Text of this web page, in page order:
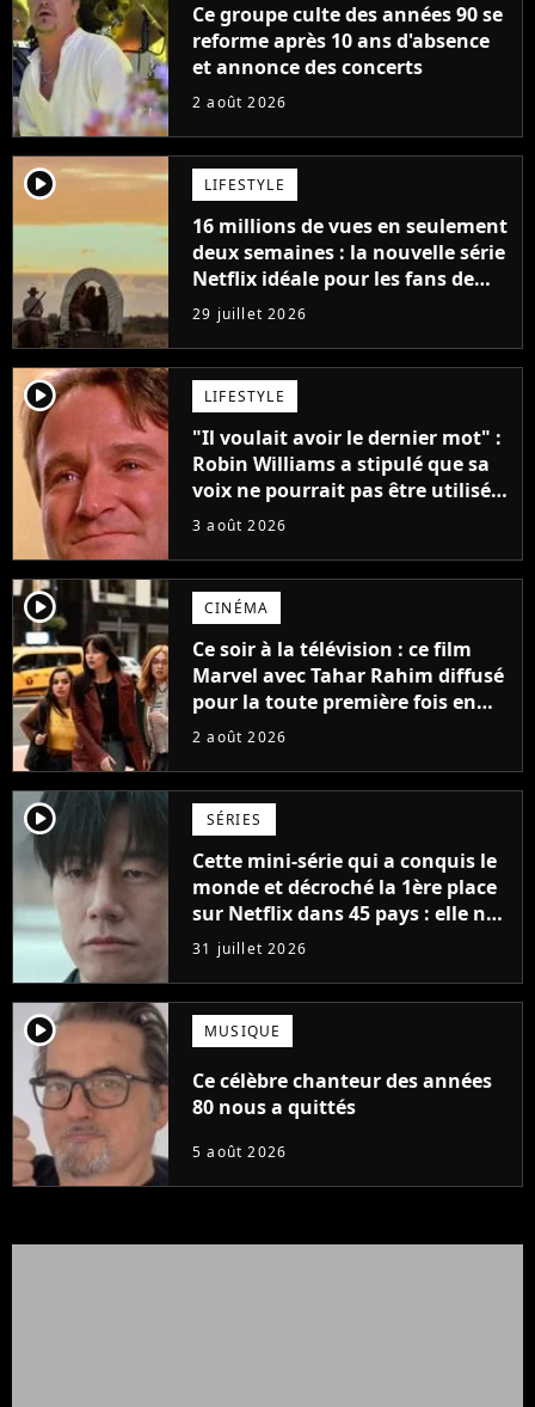
Ce groupe culte des années 90 se
reforme après 10 ans d'absence
et annonce des concerts
2 août 2026
player2 LIFESTYLE
16 millions de vues en seulement
deux semaines : la nouvelle série
Netflix idéale pour les fans de
Yellowstone
29 juillet 2026
player2 LIFESTYLE
"Il voulait avoir le dernier mot" :
Robin Williams a stipulé que sa
voix ne pourrait pas être utilisée
avant 2039, pourtant Disney
inédits
3 août 2026
player2 CINÉMA
Ce soir à la télévision : ce film
Marvel avec Tahar Rahim diffusé
pour la toute première fois en
France
2 août 2026
player2 SÉRIES
Cette mini-série qui a conquis le
monde et décroché la 1ère place
sur Netflix dans 45 pays : elle ne
compte que 10 épisodes et c'est
un phénomène mondial
31 juillet 2026
player2 MUSIQUE
Ce célèbre chanteur des années
80 nous a quittés
5 août 2026